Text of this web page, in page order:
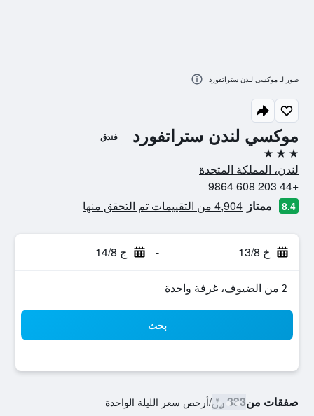
موكسي لندن ستراتفورد فندق
3 نجوم
لندن، المملكة المتحدة
+44 203 608 9864
8.4 ممتاز 4,904 من التقييمات تم التحقق منها
خ 13/8 - ج 14/8
2 من الضيوف، غرفة واحدة
بحث
صفقات من333 ﷼ /أرخص سعر الليلة الواحدة
صور لـ موكسي لندن ستراتفورد